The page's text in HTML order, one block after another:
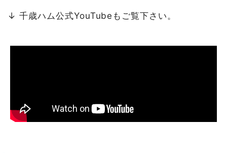
↓ 千歳ハム公式YouTubeもご覧下さい。